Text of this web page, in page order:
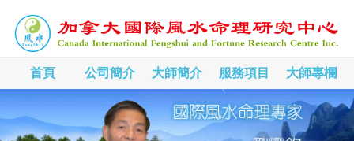
首頁 公司簡介 大師簡介 服務項目 大師專欄